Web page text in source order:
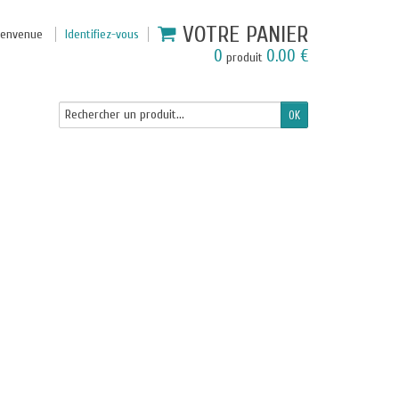
Identifiez-vous VOTRE PANIER
0 produit 0.00 €